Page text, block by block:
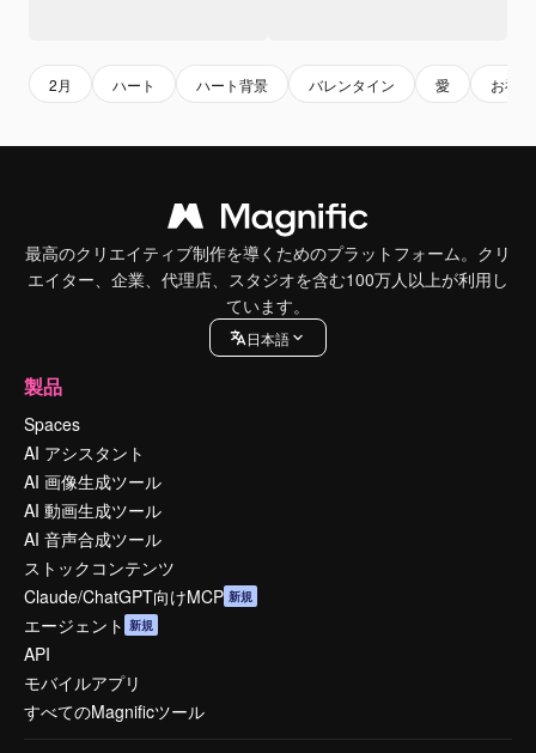
2月 ハート ハート背景 バレンタイン 愛 お祝い
最高のクリエイティブ制作を導くためのプラットフォーム。クリ
エイター、企業、代理店、スタジオを含む100万人以上が利用し
ています。
日本語
製品
Spaces
AI アシスタント
AI 画像生成ツール
AI 動画生成ツール
AI 音声合成ツール
ストックコンテンツ
Claude/ChatGPT向けMCP 新規
エージェント 新規
API
モバイルアプリ
すべてのMagnificツール